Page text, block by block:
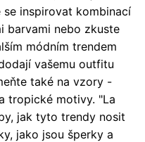
inspirovat kombinací
barvami nebo zkuste
módním trendem
vašemu outfitu
také na vzory -
tropické motivy. "La
jak tyto trendy nosit
jako jsou šperky a